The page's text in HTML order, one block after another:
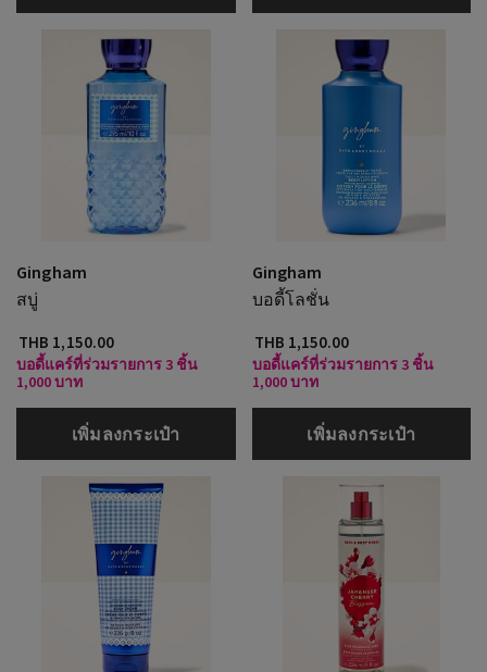
Gingham
สบู่
THB 1,150.00
บอดี้แคร์ที่ร่วมรายการ 3 ชิ้น
1,000 บาท
เพิ่มลงกระเป๋า
Gingham
บอดี้โลชั่น
THB 1,150.00
บอดี้แคร์ที่ร่วมรายการ 3 ชิ้น
1,000 บาท
เพิ่มลงกระเป๋า